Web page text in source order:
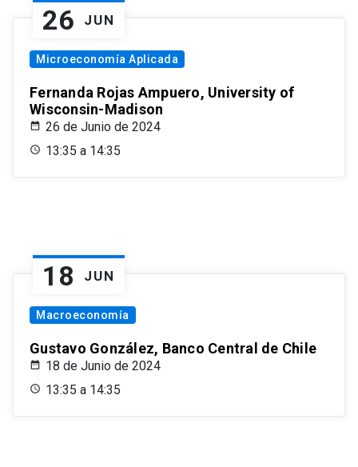
26 JUN
Microeconomía Aplicada
Fernanda Rojas Ampuero, University of
Wisconsin-Madison
26 de Junio de 2024
13:35 a 14:35
18 JUN
Macroeconomía
Gustavo González, Banco Central de Chile
18 de Junio de 2024
13:35 a 14:35